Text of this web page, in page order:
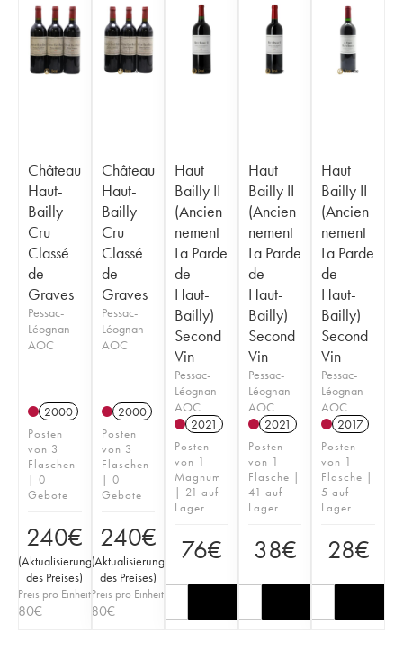
Château
Haut-
Bailly
Cru
Classé
de
Graves
Pessac-
Léognan
AOC
2000
Posten
von 3
Flaschen
| 0
Gebote
240€
(Aktualisierung
des Preises)
Preis pro Einheit
80€
Château
Haut-
Bailly
Cru
Classé
de
Graves
Pessac-
Léognan
AOC
2000
Posten
von 3
Flaschen
| 0
Gebote
240€
(Aktualisierung
des Preises)
Preis pro Einheit
80€
Haut
Bailly II
(Ancien
nement
La Parde
de
Haut-
Bailly)
Second
Vin
Pessac-
Léognan
AOC
2021
Posten
von 1
Magnum
| 21 auf
Lager
76€
Haut
Bailly II
(Ancien
nement
La Parde
de
Haut-
Bailly)
Second
Vin
Pessac-
Léognan
AOC
2021
Posten
von 1
Flasche |
41 auf
Lager
38€
Haut
Bailly II
(Ancien
nement
La Parde
de
Haut-
Bailly)
Second
Vin
Pessac-
Léognan
AOC
2017
Posten
von 1
Flasche |
5 auf
Lager
28€